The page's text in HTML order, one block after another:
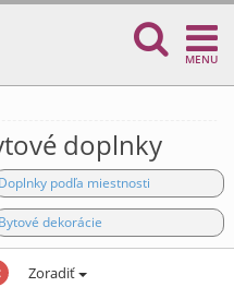
MENU
doplnky
Doplnky podľa miestnosti
Bytové dekorácie
Zoradiť